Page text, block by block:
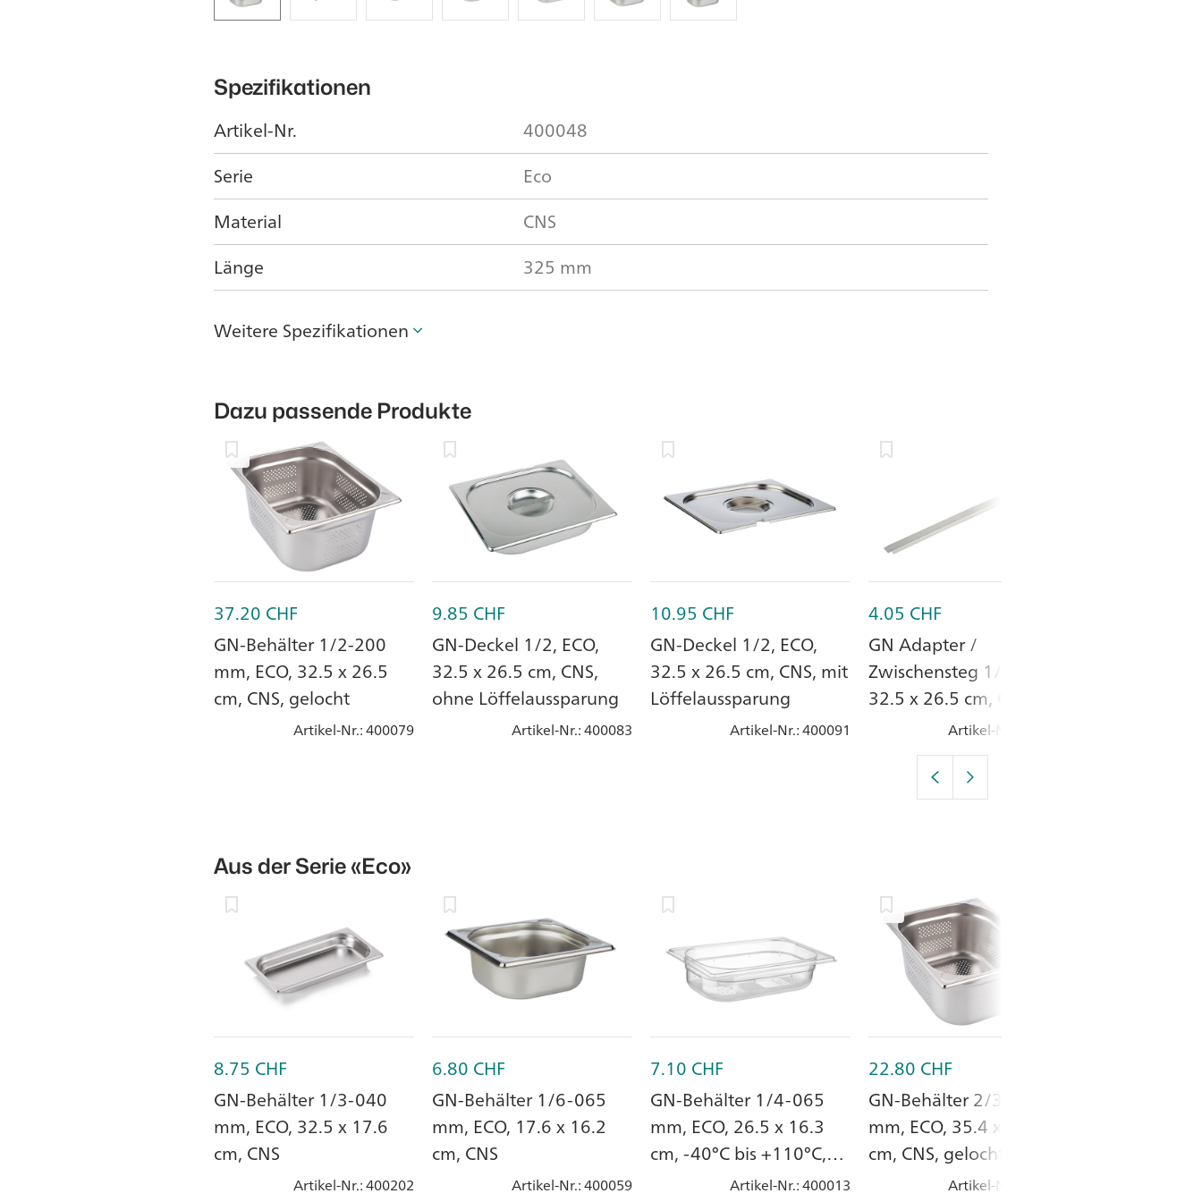
Spezifikationen
Artikel-Nr.
400048
Serie
Eco
Material
CNS
Länge
325 mm
Weitere Spezifikationen
Dazu passende Produkte
37.20 CHF
GN-Behälter 1/2-200
mm, ECO, 32.5 x 26.5
cm, CNS, gelocht
Artikel-Nr.: 400079
9.85 CHF
GN-Deckel 1/2, ECO,
32.5 x 26.5 cm, CNS,
ohne Löffelaussparung
Artikel-Nr.: 400083
10.95 CHF
GN-Deckel 1/2, ECO,
32.5 x 26.5 cm, CNS, mit
Löffelaussparung
Artikel-Nr.: 400091
4.05 CHF
GN Adapter /
Zwischensteg 1/2, ECO,
32.5 x 26.5 cm, CNS
Artikel-Nr.
Aus der Serie«Eco»
8.75 CHF
GN-Behälter 1/3-040
mm, ECO, 32.5 x 17.6
cm, CNS
Artikel-Nr.: 400202
6.80 CHF
GN-Behälter 1/6-065
mm, ECO, 17.6 x 16.2
cm, CNS
Artikel-Nr.: 400059
7.10 CHF
GN-Behälter 1/4-065
mm, ECO, 26.5 x 16.3
cm, -40°C bis +110°C,
PolycarbonatArtikel-Nr.: 400013
22.80 CHF
GN-Behälter 2/3-065
mm, ECO, 35.4 x 32.5
cm, CNS, gelocht
Artikel-Nr.